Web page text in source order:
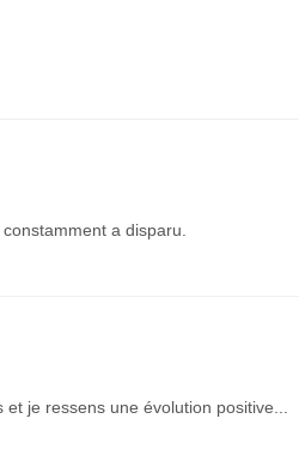
a disparu.
je ressens une évolution positive...